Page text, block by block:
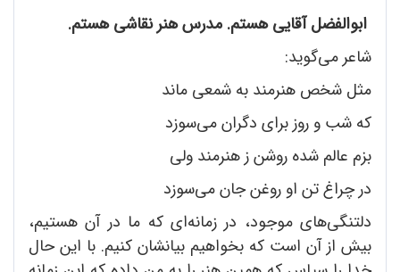
ابوالفضل آقایی هستم. مدرس هنر نقاشی هستم.
شاعر می‌گوید:
مثل شخص هنرمند به شمعی ماند
که شب و روز برای دگران می‌سوزد
بزم عالم شده روشن ز هنرمند ولی
در چراغ تن او روغن جان می‌سوزد
دلتنگی‌های موجود، در زمانه‌ای که ما در آن هستیم،
بیش از آن است که بخواهیم بیانشان کنیم. با این حال